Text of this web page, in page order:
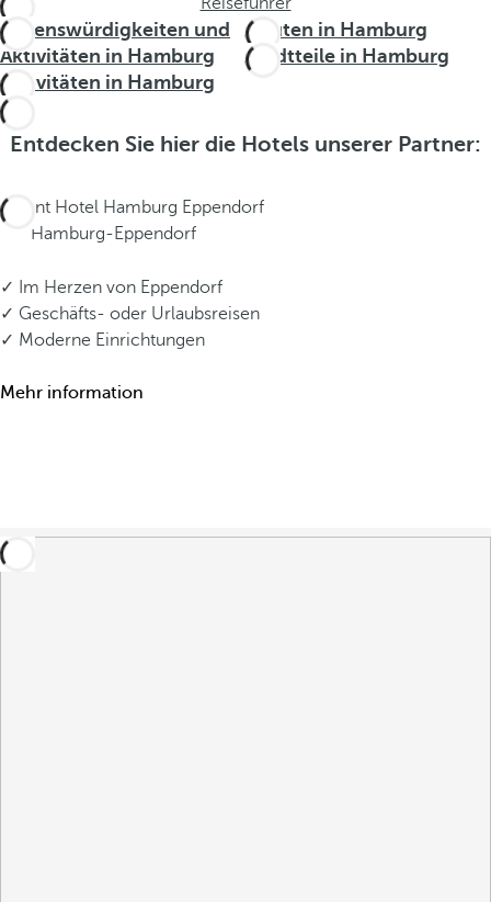
Sehenswürdigkeiten und
Aktivitäten in Hamburg
Routen in Hamburg
Stadtteile in Hamburg
Aktivitäten in Hamburg
Entdecken Sie hier die Hotels unserer Partner:
Dorint Hotel Hamburg Eppendorf
Hamburg-Eppendorf
✓ Im Herzen von Eppendorf
✓ Geschäfts- oder Urlaubsreisen
✓ Moderne Einrichtungen
Mehr information